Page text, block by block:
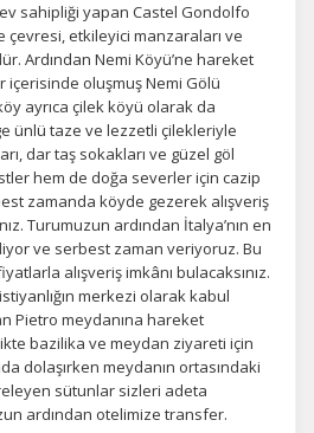
ev sahipliği yapan Castel Gondolfo
çevresi, etkileyici manzaraları ve
Ardından Nemi Köyü’ne hareket
oluşmuş Nemi Gölü
ayrıca çilek köyü olarak da
ünlü taze ve lezzetli çilekleriyle
dar taş sokakları ve güzel göl
hem de doğa severler için cazip
zamanda köyde gezerek alışveriş
Turumuzun ardından İtalya’nın en
ve serbest zaman veriyoruz. Bu
alışveriş imkânı bulacaksınız.
merkezi olarak kabul
Pietro meydanına hareket
bazilika ve meydan ziyareti için
dolaşırken meydanın ortasındaki
sütunlar sizleri adeta
ardından otelimize transfer.